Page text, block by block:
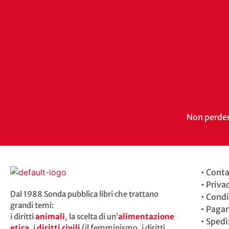
Non
Dal 1988 Sonda pubblica libri che trattano
grandi temi:
i dirittianimali, la scelta di un’alimentazione
•
•
•
•
•